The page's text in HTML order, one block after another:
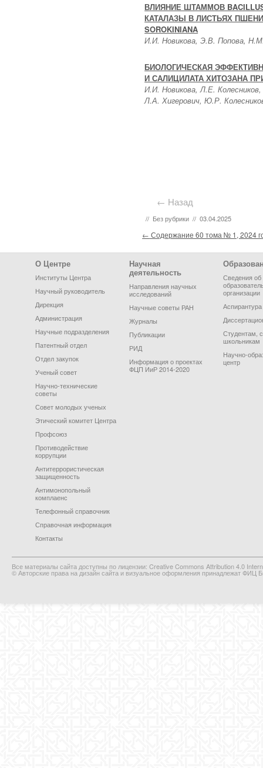
ВЛИЯНИЕ ШТАММОВ
КАТАЛАЗЫ В ЛИСТЬЯХ
SOROKINIANA
И.И. Новикова, Э.В. Попова,
БИОЛОГИЧЕСКАЯ
И САЛИЦИЛАТА ХИТОЗАНА
И.И. Новикова, Л.Е.
Л.А. Хигерович, Ю.Р.
← Назад
// Без рубрики // 03.04.2025
Post navigation
← Содержание 60 тома № 1, 2024
Footer Menu
О Центре
Институты Центра
Научный руководитель
Дирекция
Администрация
Научные подразделения
Патентный отдел
Отдел закупок
Ученый совет
Научно-технические
советы
Совет молодых ученых
Этический комитет Центра
Профсоюз
Противодействие
коррупции
Антитеррористическая
защищенность
Антимонопольный
комплаенс
Телефонный справочник
Справочная информация
Контакты
Научная
деятельность
Направления научных
исследований
Научные советы РАН
Журналы
Публикации
РИД
Информация о проектах
ФЦП ИиР 2014-2020
Сведения об
организации
Аспирантура
Студентам,
школьникам
Научно-
центр
Все материалы сайта доступны по лицензии: Creative Commons Attribution 4.0
© Авторские права на дизайн сайта и визуальное оформления принадлежат ФИЦ